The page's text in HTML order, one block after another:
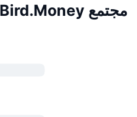
مجتمع Bird.Money